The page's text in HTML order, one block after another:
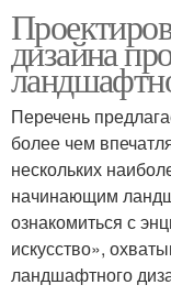
дизайна
Перечень
более чем
нескольких
начинающим
ознакомиться с
искусство»,
ландшафтного